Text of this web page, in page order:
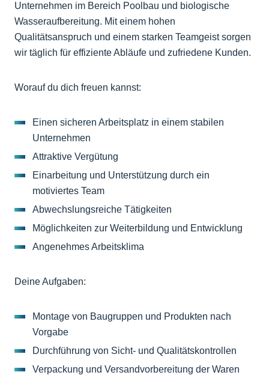
Unternehmen im Bereich Poolbau und biologische
Wasseraufbereitung. Mit einem hohen
Qualitätsanspruch und einem starken Teamgeist sorgen
wir täglich für effiziente Abläufe und zufriedene Kunden.
Worauf du dich freuen kannst:
Einen sicheren Arbeitsplatz in einem stabilen
Unternehmen
Attraktive Vergütung
Einarbeitung und Unterstützung durch ein
motiviertes Team
Abwechslungsreiche Tätigkeiten
Möglichkeiten zur Weiterbildung und Entwicklung
Angenehmes Arbeitsklima
Deine Aufgaben:
Montage von Baugruppen und Produkten nach
Vorgabe
Durchführung von Sicht- und Qualitätskontrollen
Verpackung und Versandvorbereitung der Waren